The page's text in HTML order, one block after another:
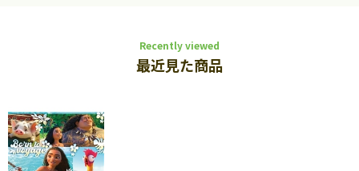
Recently viewed
最近見た商品